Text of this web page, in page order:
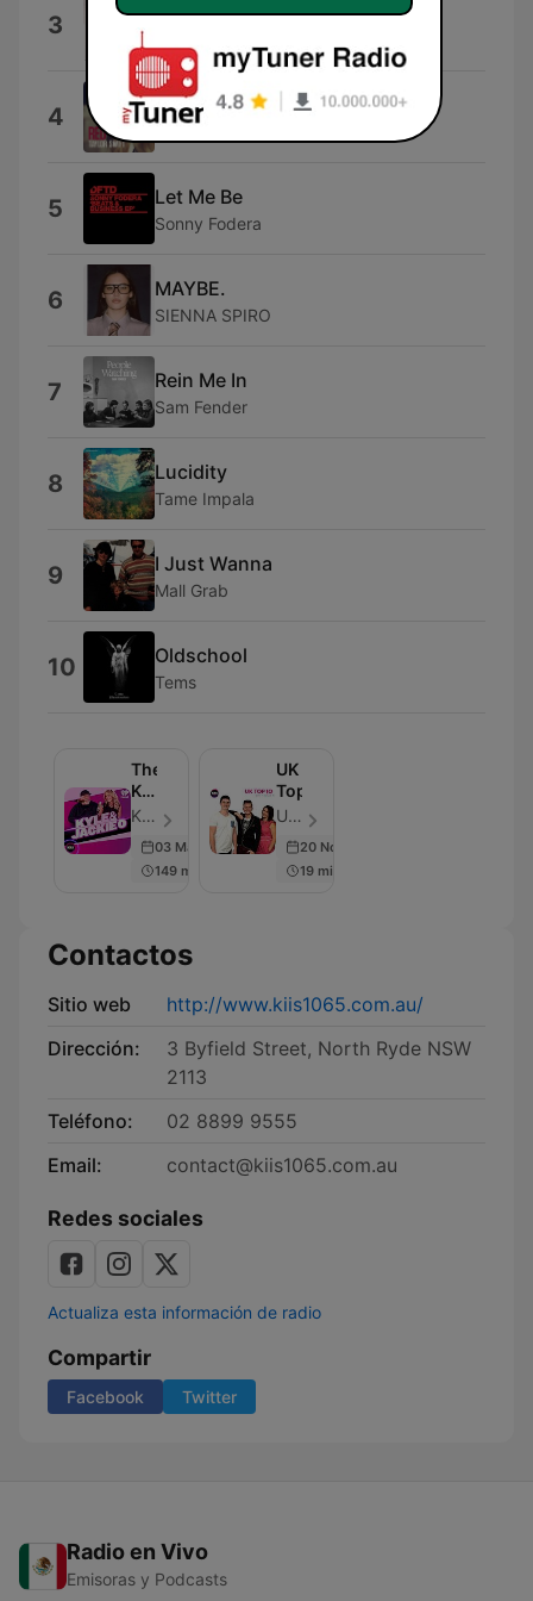
3 I Hate You
4 I Knew You Were Trouble.
5 Let Me Be
Sonny Fodera
6 MAYBE.
SIENNA SPIRO
7 Rein Me In
Sam Fender
8 Lucidity
Tame Impala
9 I Just Wanna
Mall Grab
10 Oldschool
Tems
The
Kyle
&
Jackie
O
Show
KIIS and iHeart Australia - Episodio 6918
03 Mar 2026
149 min
UK
Top10
UK Top10 - Episodio 8
20 Nov 2015
19 min
Contactos
Sitio web
http://www.kiis1065.com.au/
Dirección:
3 Byfield Street, North Ryde NSW
2113
Teléfono:
02 8899 9555
Email:
contact@kiis1065.com.au
Redes sociales
Actualiza esta información de radio
Compartir
Facebook Twitter
Radio en Vivo
Emisoras y Podcasts